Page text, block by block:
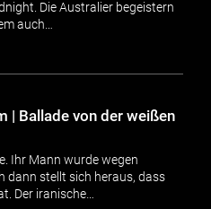
Die Australier begeistern
auch…
| Ballade von der weißen
Ihr Mann wurde wegen
dann stellt sich heraus, dass
Der iranische…